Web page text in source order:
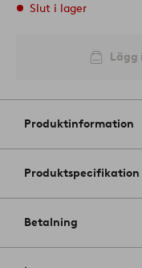
Slut i lager
Lägg
Produktinformation
Produktspecifikation
Betalning